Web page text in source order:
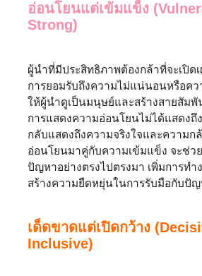
อ่อนโยนแต่เข้มแข็ง
Strong)
ผู้นำที่มีประสิทธิภาพต้องกล้าที่จะเปิดเ
การยอมรับถึงความไม่แน่นอนหรือค
ให้ผู้นำดูเป็นมนุษย์และสร้างสายสัม
การแสดงความอ่อนโยนไม่ได้แสดงถึ
กลับแสดงถึงความจริงใจและความก
อ่อนโยนมาคู่กับความเข้มแข็ง จะช่ว
ปัญหาอย่างตรงไปตรงมา เพิ่มการทำ
สร้างความยืดหยุ่นในการรับมือกับปั
เด็ดขาดแต่เปิดกว้าง
Inclusive)